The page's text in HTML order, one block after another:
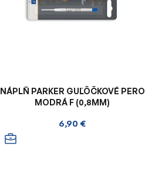
NÁPLŇ PARKER GUĽÔČKOVÉ PERO
MODRÁ F (0,8MM)
6,90 €